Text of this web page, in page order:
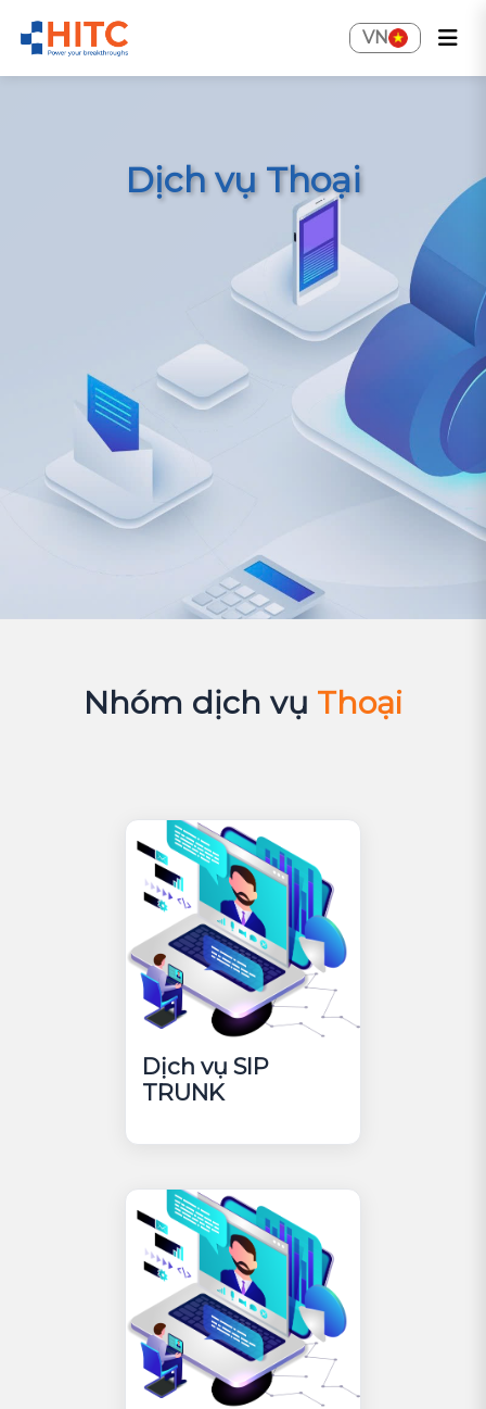
VN
Dịch vụ Thoại
Nhóm dịch vụ Thoại
Dịch vụ SIP
TRUNK